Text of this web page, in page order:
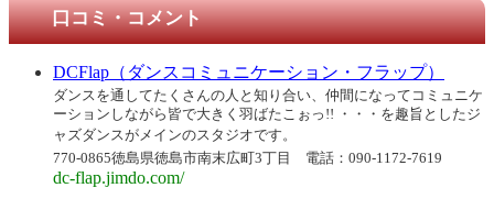
口コミ・コメント
DCFlap（ダンスコミュニケーション・フラップ）
ダンスを通してたくさんの人と知り合い、仲間になってコミュニケ
ーションしながら皆で大きく羽ばたこぉっ!! ・・・を趣旨としたジ
ャズダンスがメインのスタジオです。
770-0865徳島県徳島市南末広町3丁目 電話：090-1172-7619
dc-flap.jimdo.com/